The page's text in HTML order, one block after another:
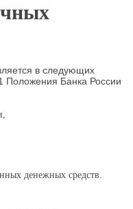
в следующих
Положения Банка России
денежных средств.